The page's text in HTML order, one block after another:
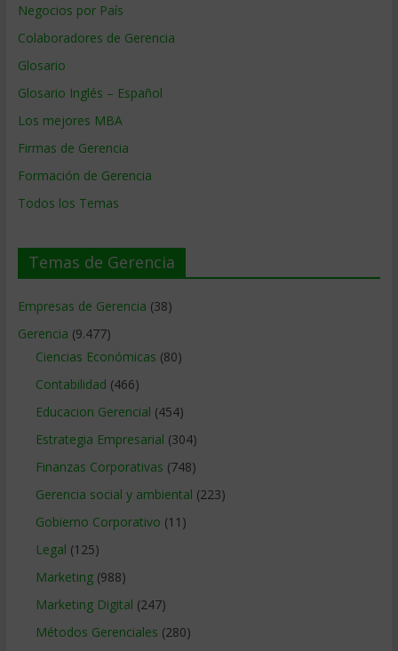
Negocios por País
Colaboradores de Gerencia
Glosario
Glosario Inglés – Español
Los mejores MBA
Firmas de Gerencia
Formación de Gerencia
Todos los Temas
Temas de Gerencia
Empresas de Gerencia (38)
Gerencia (9.477)
Ciencias Económicas (80)
Contabilidad (466)
Educacion Gerencial (454)
Estrategia Empresarial (304)
Finanzas Corporativas (748)
Gerencia social y ambiental (223)
Gobierno Corporativo (11)
Legal (125)
Marketing(988)
Marketing Digital (247)
Métodos Gerenciales (280)